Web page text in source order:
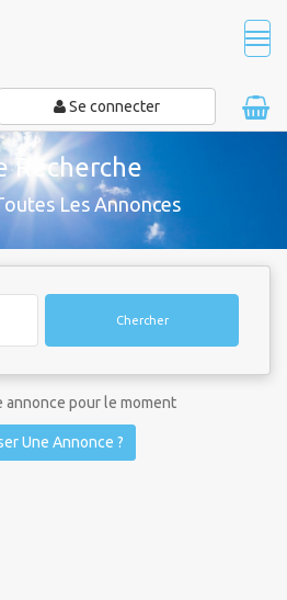
Se connecter
Recherche
Les Annonces
Chercher
annonce pour le moment
Une Annonce ?